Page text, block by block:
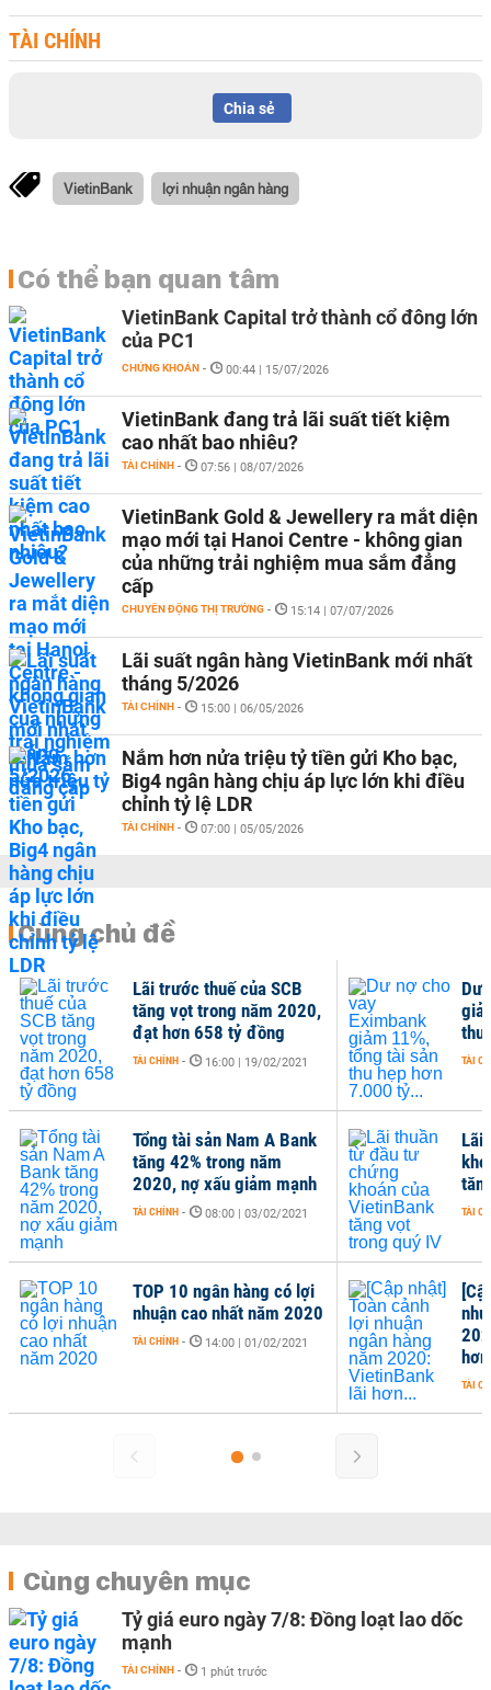
TÀI CHÍNH
Chia sẻ
VietinBank lợi nhuận ngân hàng
Có thể bạn quan tâm
VietinBank Capital trở thành cổ đông lớn
của PC1
CHỨNG KHOÁN - 00:44 | 15/07/2026
VietinBank đang trả lãi suất tiết kiệm
cao nhất bao nhiêu?
TÀI CHÍNH - 07:56 | 08/07/2026
VietinBank Gold & Jewellery ra mắt diện
mạo mới tại Hanoi Centre - không gian
của những trải nghiệm mua sắm đẳng
cấp
CHUYỂN ĐỘNG THỊ TRƯỜNG - 15:14 | 07/07/2026
Lãi suất ngân hàng VietinBank mới nhất
tháng 5/2026
TÀI CHÍNH - 15:00 | 06/05/2026
Nắm hơn nửa triệu tỷ tiền gửi Kho bạc,
Big4 ngân hàng chịu áp lực lớn khi điều
chỉnh tỷ lệ LDR
TÀI CHÍNH - 07:00 | 05/05/2026
Cùng chủ đề
Lãi trước thuế của SCB
tăng vọt trong năm 2020,
đạt hơn 658 tỷ đồng
TÀI CHÍNH - 16:00 | 19/02/2021
Tổng tài sản Nam A Bank
tăng 42% trong năm
2020, nợ xấu giảm mạnh
TÀI CHÍNH - 08:00 | 03/02/2021
TOP 10 ngân hàng có lợi
nhuận cao nhất năm 2020
TÀI CHÍNH - 14:00 | 01/02/2021
Dư
thu
TÀI
Lãi
TÀI
TÀI
Cùng chuyên mục
Tỷ giá euro ngày 7/8: Đồng loạt lao dốc
mạnh
TÀI CHÍNH - 1 phút trước